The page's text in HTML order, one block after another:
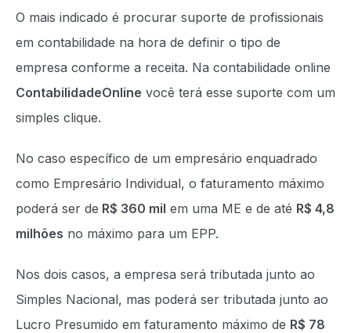
O mais indicado é procurar suporte de profissionais
em contabilidade na hora de definir o tipo de
empresa conforme a receita. Na contabilidade online
ContabilidadeOnline você terá esse suporte com um
simples clique.
No caso específico de um empresário enquadrado
como Empresário Individual, o faturamento máximo
poderá ser de R$ 360 mil em uma ME e de até R$ 4,8
milhões no máximo para um EPP.
Nos dois casos, a empresa será tributada junto ao
Simples Nacional, mas poderá ser tributada junto ao
Lucro Presumido em faturamento máximo de R$ 78